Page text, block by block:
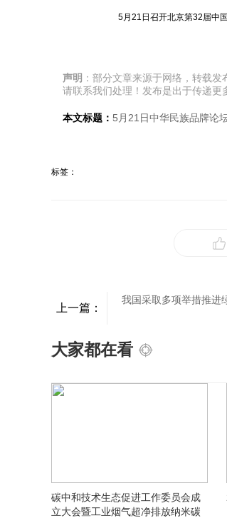
5月21日召开北京第32届中
声明 ：部分文章来源于网络，转载
请联系我们处理！发布是出于传递更
本文标题： 5月21日中华民族品牌论
标签：
上一篇：
我国采取多项举措推进
大家都在看
碳中和技术生态促进工作委员会成
立大会暨工业烟气超净排放纳米碳